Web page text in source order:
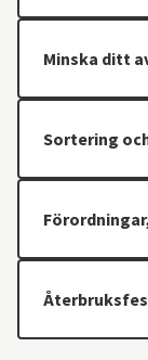
Minska ditt
Sortering